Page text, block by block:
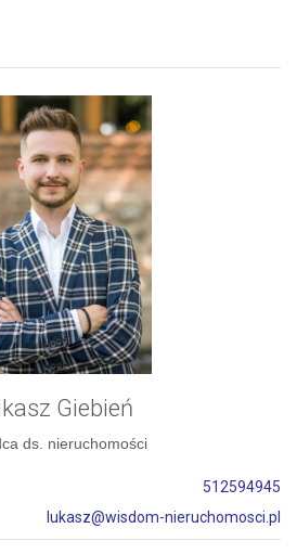
Giebień
ds. nieruchomości
512594945
lukasz@wisdom-nieruchomosci.pl